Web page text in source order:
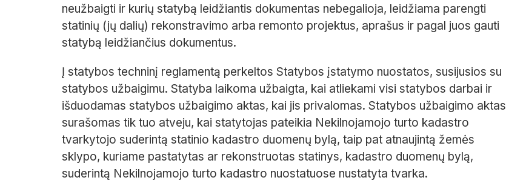
neužbaigti ir kurių statybą leidžiantis dokumentas nebegalioja, leidžiama parengti
statinių (jų dalių) rekonstravimo arba remonto projektus, aprašus ir pagal juos gauti
statybą leidžiančius dokumentus.
Į statybos techninį reglamentą perkeltos Statybos įstatymo nuostatos, susijusios su
statybos užbaigimu. Statyba laikoma užbaigta, kai atliekami visi statybos darbai ir
išduodamas statybos užbaigimo aktas, kai jis privalomas. Statybos užbaigimo aktas
surašomas tik tuo atveju, kai statytojas pateikia Nekilnojamojo turto kadastro
tvarkytojo suderintą statinio kadastro duomenų bylą, taip pat atnaujintą žemės
sklypo, kuriame pastatytas ar rekonstruotas statinys, kadastro duomenų bylą,
suderintą Nekilnojamojo turto kadastro nuostatuose nustatyta tvarka.